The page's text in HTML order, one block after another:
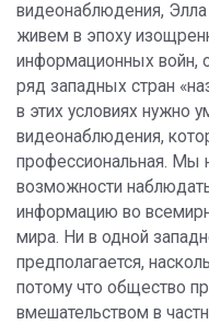
видеонаблюдения,
живем в эпоху
информационных войн,
ряд западных стран
в этих условиях нужно
видеонаблюдения,
профессиональная. Мы
возможности
информацию во
мира. Ни в одной
предполагается,
потому что общество
вмешательством в